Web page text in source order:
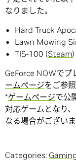
なりました。
Hard Truck
Lawn Mowing
TIS-100 (Steam)
GeForce NOWでプ
ームぺージをご参
*ゲームページで公
対応ゲームとなり
なる場合がございま
Categories: